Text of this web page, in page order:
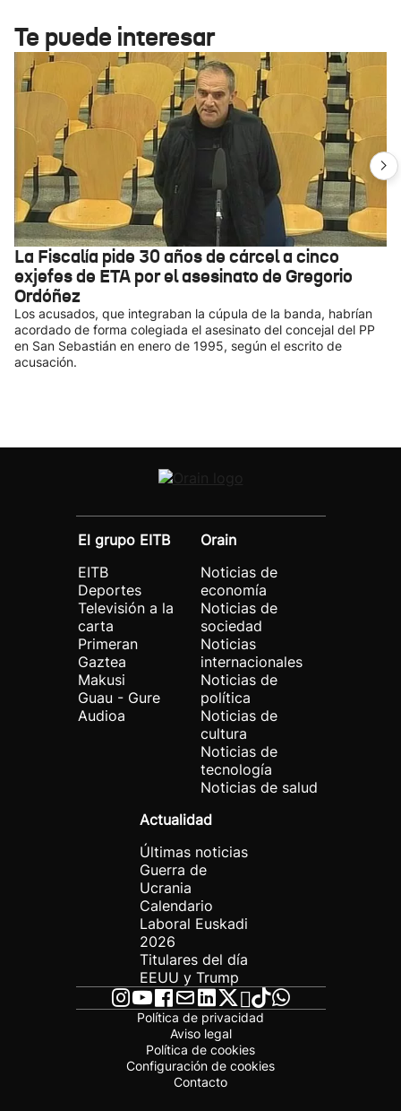
Te puede interesar
La Fiscalía pide 30 años de cárcel a cinco
exjefes de ETA por el asesinato de Gregorio
Ordóñez
Los acusados, que integraban la cúpula de la banda, habrían
acordado de forma colegiada el asesinato del concejal del PP
en San Sebastián en enero de 1995, según el escrito de
acusación.
El grupo EITB
EITB
Deportes
Televisión a la
carta
Primeran
Gaztea
Makusi
Guau - Gure
Audioa
Orain
Noticias de
economía
Noticias de
sociedad
Noticias
internacionales
Noticias de
política
Noticias de
cultura
Noticias de
tecnología
Noticias de salud
Actualidad
Últimas noticias
Guerra de
Ucrania
Calendario
Laboral Euskadi
2026
Titulares del día
EEUU y Trump
Política de privacidad
Aviso legal
Política de cookies
Configuración de cookies
Contacto